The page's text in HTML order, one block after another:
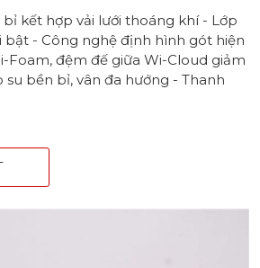
bỉ kết hợp vải lưới thoáng khí - Lớp
bật - Công nghệ định hình gót hiện
Foam, đệm đế giữa Wi-Cloud giảm
bền bỉ, vân đa hướng - Thanh
định, phù hợp với cả nam & nữ